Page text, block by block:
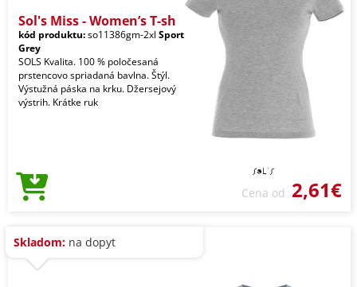
Sol's Miss - Women’s T-sh
kód produktu:so11386gm-2xl Sport
Grey
SOLS Kvalita. 100 % poločesaná
prstencovo spriadaná bavlna. Štýl.
Výstužná páska na krku. Džersejový
výstrih. Krátke ruk
Cena od 2,61€
Skladom: na dopyt